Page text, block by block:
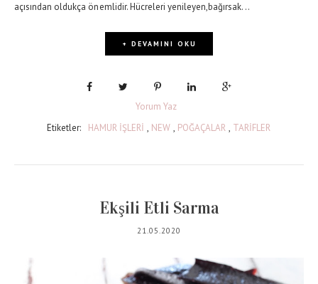
açısından oldukça önemlidir. Hücreleri yenileyen,bağırsak...
+ DEVAMINI OKU
Yorum Yaz
Etiketler:
HAMUR İŞLERİ , NEW , POĞAÇALAR , TARİFLER
Ekşili Etli Sarma
21.05.2020